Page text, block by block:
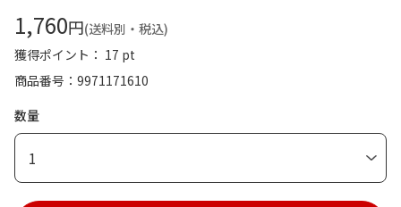
1,760円(送料別・税込)
獲得ポイント： 17 pt
商品番号
9971171610
数量
1